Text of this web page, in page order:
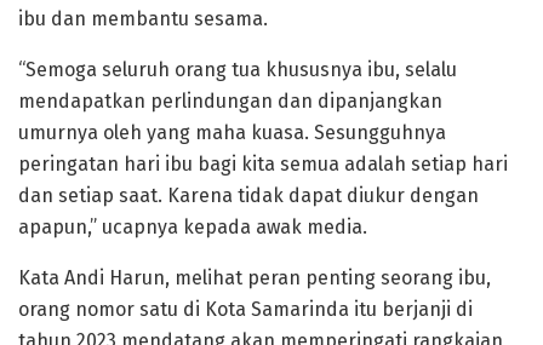
ibu dan membantu sesama.
“Semoga seluruh orang tua khususnya ibu, selalu
mendapatkan perlindungan dan dipanjangkan
umurnya oleh yang maha kuasa. Sesungguhnya
peringatan hari ibu bagi kita semua adalah setiap hari
dan setiap saat. Karena tidak dapat diukur dengan
apapun,” ucapnya kepada awak media.
Kata Andi Harun, melihat peran penting seorang ibu,
orang nomor satu di Kota Samarinda itu berjanji di
tahun 2023 mendatang akan memperingati rangkaian